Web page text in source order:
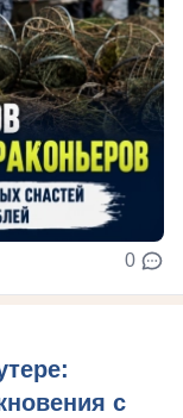
0
с